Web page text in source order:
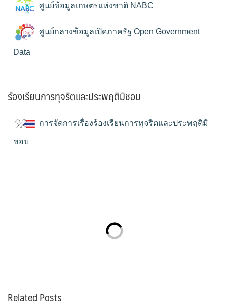
ศูนย์ข้อมูลเกษตรแห่งชาติ NABC
ศูนย์กลางข้อมูลเปิดภาครัฐ Open Government
Data
ร้องเรียนการทุจริตและประพฤติมิชอบ
การจัดการเรื่องร้องเรียนการทุจริตและประพฤติมิ
ชอบ
Related Posts